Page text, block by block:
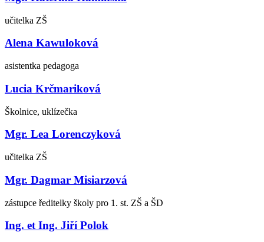
učitelka ZŠ
Alena Kawuloková
asistentka pedagoga
Lucia Krčmariková
Školnice, uklízečka
Mgr. Lea Lorenczyková
učitelka ZŠ
Mgr. Dagmar Misiarzová
zástupce ředitelky školy pro 1. st. ZŠ a ŠD
Ing. et Ing. Jiří Polok